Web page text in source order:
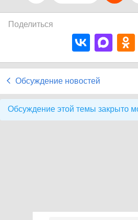
Поделиться
Обсуждение новостей
Обсуждение этой темы закрыто